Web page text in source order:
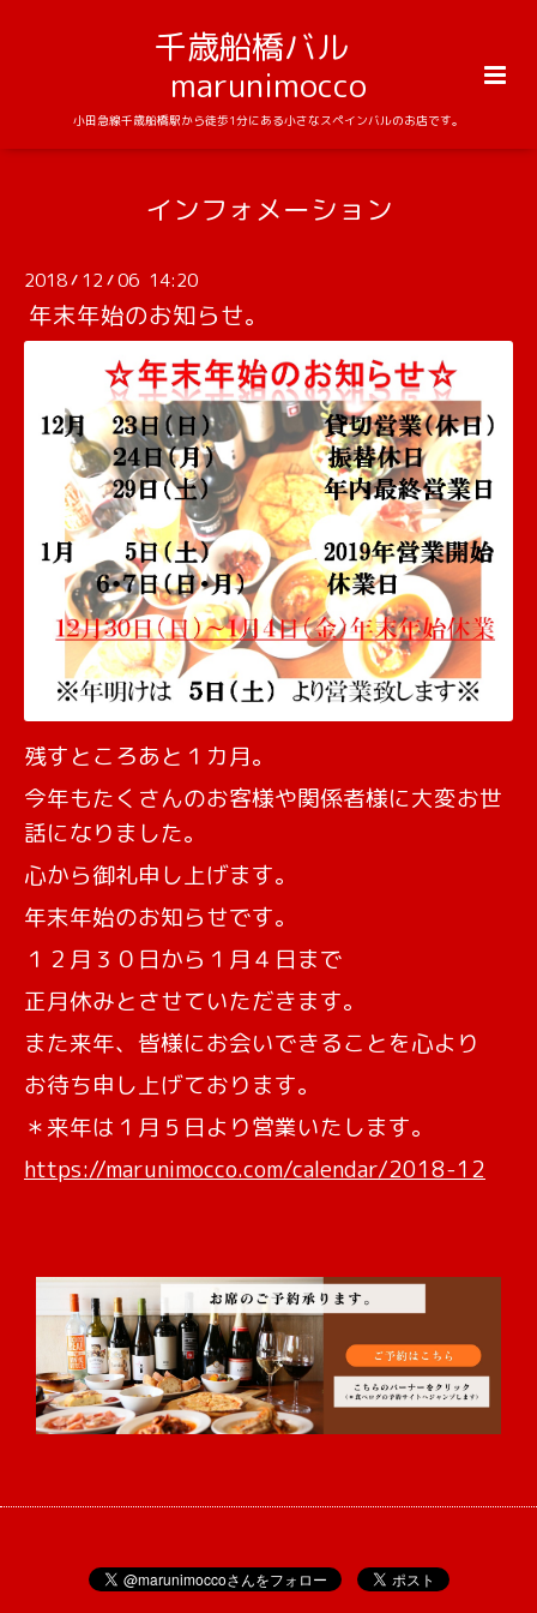
千歳船橋バル
marunimocco
小田急線千歳船橋駅から徒歩1分にある小さなスペインバルのお店です。
インフォメーション
2018/ 12 /06 14:20
年末年始のお知らせ。
残すところあと１カ月。
今年もたくさんのお客様や関係者様に大変お世
話になりました。
心から御礼申し上げます。
年末年始のお知らせです。
１２月３０日から１月４日まで
正月休みとさせていただきます。
また来年、皆様にお会いできることを心より
お待ち申し上げております。
＊来年は１月５日より営業いたします。
https://marunimocco.com/calendar/2018-12